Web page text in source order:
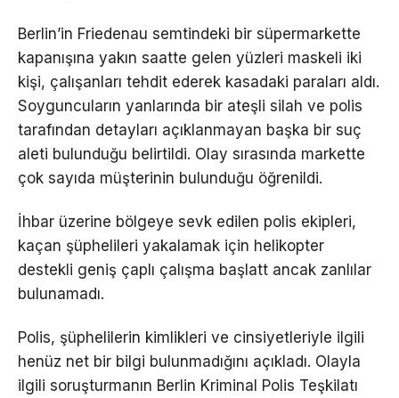
Berlin’in Friedenau semtindeki bir süpermarkette
kapanışına yakın saatte gelen yüzleri maskeli iki
kişi, çalışanları tehdit ederek kasadaki paraları aldı.
Soyguncuların yanlarında bir ateşli silah ve polis
tarafından detayları açıklanmayan başka bir suç
aleti bulunduğu belirtildi. Olay sırasında markette
çok sayıda müşterinin bulunduğu öğrenildi.
İhbar üzerine bölgeye sevk edilen polis ekipleri,
kaçan şüphelileri yakalamak için helikopter
destekli geniş çaplı çalışma başlatt ancak zanlılar
bulunamadı.
Polis, şüphelilerin kimlikleri ve cinsiyetleriyle ilgili
henüz net bir bilgi bulunmadığını açıkladı. Olayla
ilgili soruşturmanın Berlin Kriminal Polis Teşkilatı